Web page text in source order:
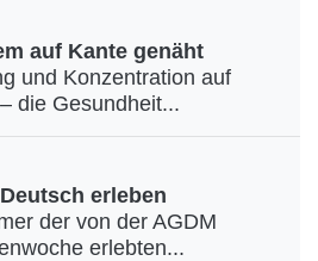
auf Kante genäht
und Konzentration auf
die Gesundheit...
erleben
der von der AGDM
erlebten...